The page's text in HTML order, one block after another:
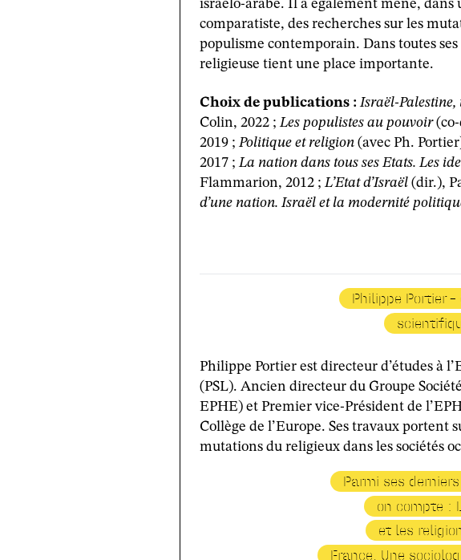
israélo-arabe. Il a également mené, dans
comparatiste, des recherches sur les
populisme contemporain. Dans toutes
religieuse tient une place importante.
Choix de publications : Israël-Palestine,
Colin, 2022 ;Les populistes au pouvoir(co-
2019 ; Politique et religion(avec Ph.
2017 ;La nation dans tous ses Etats. Les
Flammarion, 2012 ;L’Etat d’Israël(dir.),
d’une nation. Israël et la modernité
Philippe Portier -
Philippe Portier est directeur d’études à
(PSL). Ancien directeur du Groupe
EPHE) et Premier vice-Président de
Collège de l’Europe. Ses travaux portent
mutations du religieux dans les sociétés
Parmi ses
on compte :
et les
France. Une